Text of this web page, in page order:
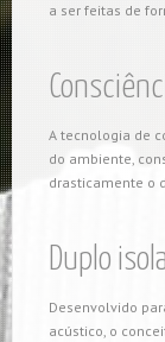
a ser feitas de
A tecnologia de
do ambiente,
drasticamente o
Duplo
Desenvolvido
acústico, o